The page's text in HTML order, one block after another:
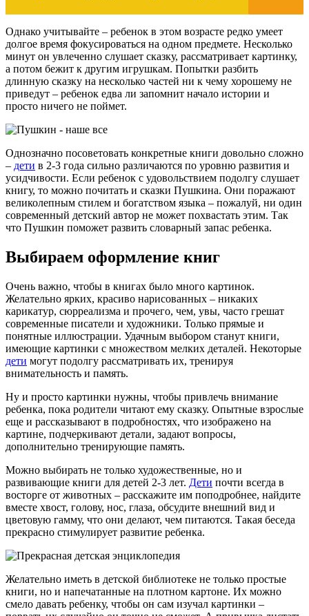
Однако учитывайте – ребенок в этом возрасте редко умеет
долгое время фокусироваться на одном предмете. Несколько
минут он увлеченно слушает сказку, рассматривает картинку,
а потом бежит к другим игрушкам. Попытки разбить
длинную сказку на несколько частей ни к чему хорошему не
приведут – ребенок едва ли запомнит начало истории и
просто ничего не поймет.
Однозначно посоветовать конкретные книги довольно сложно
– дети в 2-3 года сильно различаются по уровню развития и
усидчивости. Если ребенок с удовольствием подолгу слушает
книгу, то можно почитать и сказки Пушкина. Они поражают
великолепным стилем и богатством языка – пожалуй, ни один
современный детский автор не может похвастать этим. Так
что Пушкин поможет развить словарный запас ребенка.
Выбираем оформление книг
Очень важно, чтобы в книгах было много картинок.
Желательно ярких, красиво нарисованных – никаких
карикатур, сюрреализма и прочего, чем, увы, часто грешат
современные писатели и художники. Только прямые и
понятные иллюстрации. Удачным выбором станут книги,
имеющие картинки с множеством мелких деталей. Некоторые
дети могут подолгу рассматривать их, тренируя
внимательность и память.
Ну и просто картинки нужны, чтобы привлечь внимание
ребенка, пока родители читают ему сказку. Опытные взрослые
еще и рассказывают в подробностях, что изображено на
картине, подчеркивают детали, задают вопросы,
дополнительно тренирующие память.
Можно выбирать не только художественные, но и
развивающие книги для детей 2-3 лет. Дети почти всегда в
восторге от животных – расскажите им поподробнее, найдите
вместе хвост, голову, нос, глаза, обсудите внешний вид и
цветовую гамму, что они делают, чем питаются. Такая беседа
прекрасно стимулирует развитие ребенка.
Желательно иметь в детской библиотеке не только простые
книги, но и напечатанные на плотном картоне. Их можно
смело давать ребенку, чтобы он сам изучал картинки –